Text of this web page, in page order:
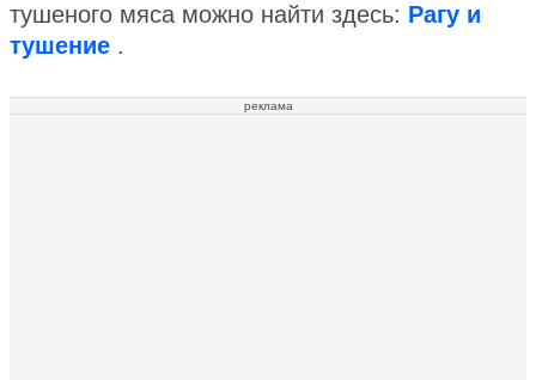
тушеного мяса можно найти здесь: Рагу и
тушение .
реклама